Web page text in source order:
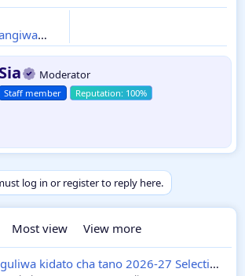
2026
hii hapa
kidato
W
rSia Moderator
Staff member
log in or register to reply here.
Most view View more
Waliochaguliwa kidato cha tano 2026-27 Selection za Vyuo